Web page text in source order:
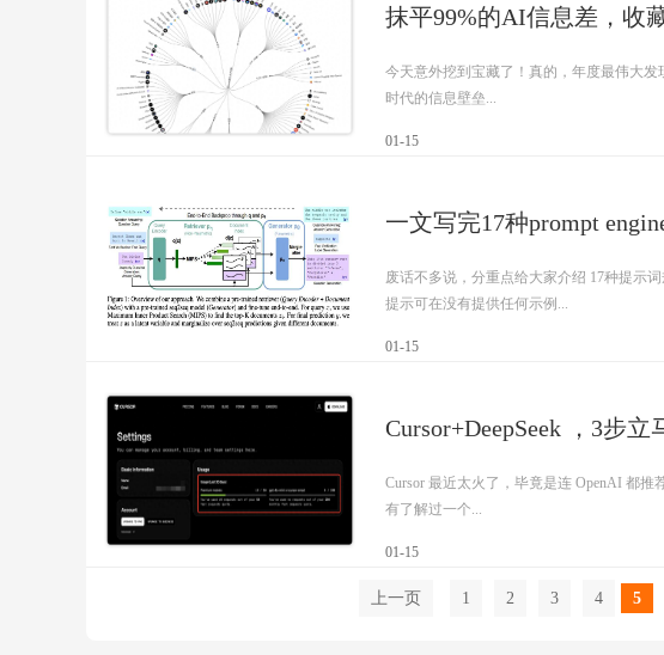
抹平99%的AI信息差，收
今天意外挖到宝藏了！真的，年度最伟大
时代的信息壁垒...
01-15
一文写完17种prompt
废话不多说，分重点给大家介绍 17种提示
提示可在没有提供任何示例...
01-15
Cursor+DeepSeek ，3步
Cursor 最近太火了，毕竟是连 OpenAI 都
有了解过一个...
01-15
上一页 1 2 3 4 5